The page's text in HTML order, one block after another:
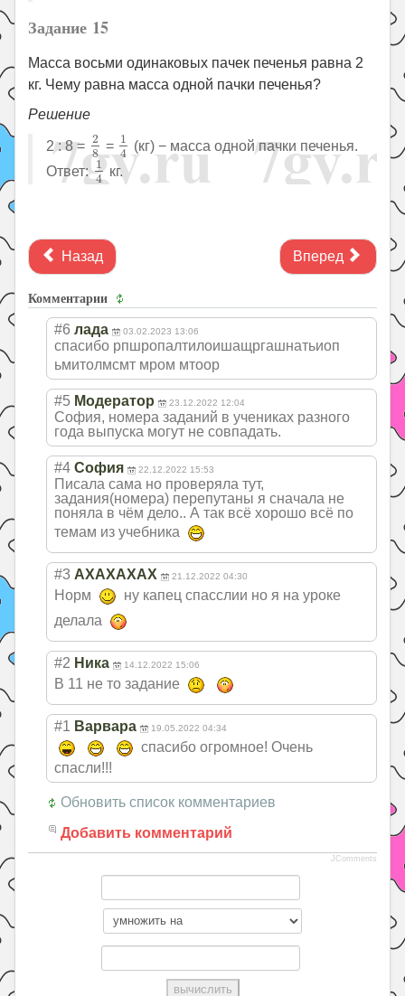
Задание 15
Масса восьми одинаковых пачек печенья равна 2
кг. Чему равна масса одной пачки печенья?
Решение
2 : 8 = 2
8
2
= 1
4
1
(кг) − масса одной пачки печенья.
Ответ: 1
4
14
кг.
Назад Вперед
Комментарии
#6 лада 03.02.2023 13:06
спасибо рпшропалтилоишащргашнатьиоп
ьмитолмсмт мром мтоор
#5 Модератор 23.12.2022 12:04
София, номера заданий в учениках разного
года выпуска могут не совпадать.
#4 София 22.12.2022 15:53
Писала сама но проверяла тут,
задания(номера) перепутаны я сначала не
поняла в чëм дело.. А так всë хорошо всë по
темам из учебника
#3 АХАХАХАХ 21.12.2022 04:30
Норм
ну капец спасслии но я на уроке
делала
#2 Ника 14.12.2022 15:06
В 11 не то задание
#1 Варвара 19.05.2022 04:34
спасибо огромное! Очень
спасли!!!
Обновить список комментариев
Добавить комментарий
JComments